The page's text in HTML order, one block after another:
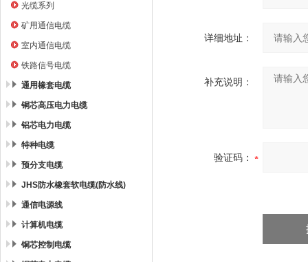
光缆系列
矿用通信电缆
室内通信电缆
铁路信号电缆
通用橡套电缆
铜芯高压电力电缆
铝芯电力电缆
特种电缆
预分支电缆
JHS防水橡套软电缆(防水线)
通信电源线
计算机电缆
铜芯控制电缆
详细地址：
补充说明：
验证码：